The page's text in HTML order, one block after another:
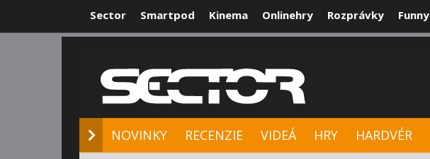
Sector Smartpod Kinema Onlinehry Rozprávky Funny
NOVINKY RECENZIE VIDEÁ HRY HARDVÉR